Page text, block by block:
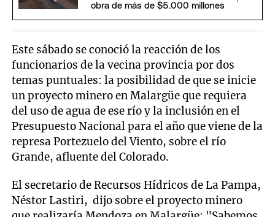
obra de más de $5.000 millones
Este sábado se conoció la reacción de los
funcionarios de la vecina provincia por dos
temas puntuales: la posibilidad de que se inicie
un proyecto minero en Malargüe que requiera
del uso de agua de ese río y la inclusión en el
Presupuesto Nacional para el año que viene de la
represa Portezuelo del Viento, sobre el río
Grande, afluente del Colorado.
El secretario de Recursos Hídricos de La Pampa,
Néstor Lastiri, dijo sobre el proyecto minero